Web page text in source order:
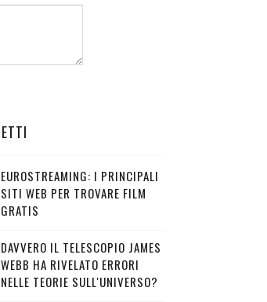
EUROSTREAMING: I PRINCIPALI
SITI WEB PER TROVARE FILM
GRATIS
DAVVERO IL TELESCOPIO JAMES
WEBB HA RIVELATO ERRORI
NELLE TEORIE SULL'UNIVERSO?